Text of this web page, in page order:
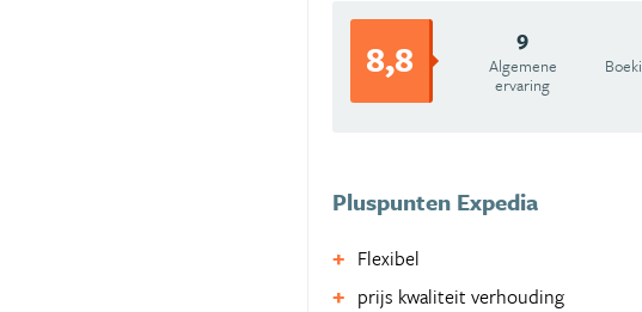
8,8 9
Algemene
ervaring
Pluspunten Expedia
Flexibel
prijs kwaliteit verhouding